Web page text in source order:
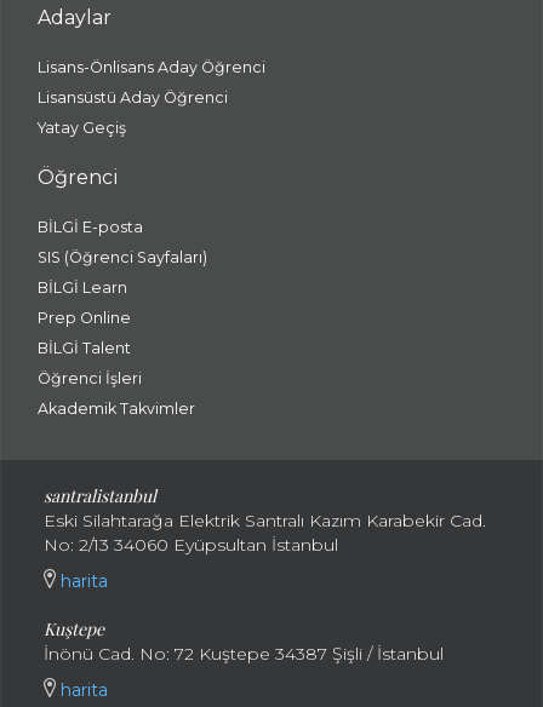
Adaylar
Lisans-Önlisans Aday Öğrenci
Lisansüstü Aday Öğrenci
Yatay Geçiş
Öğrenci
BİLGİ E-posta
SIS (Öğrenci Sayfaları)
BİLGİ Learn
Prep Online
BİLGİ Talent
Öğrenci İşleri
Akademik Takvimler
santralistanbul
Eski Silahtarağa Elektrik Santralı Kazım Karabekir Cad.
No: 2/13 34060 Eyüpsultan İstanbul
harita
Kuştepe
İnönü Cad. No: 72 Kuştepe 34387 Şişli / İstanbul
harita